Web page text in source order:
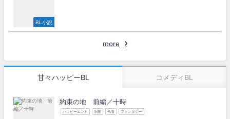
BL小説
more
甘々ハッピーBL コメディBL
約束の地 前編／十時
ハッピーエンド 溺愛 執着 ファンタジー